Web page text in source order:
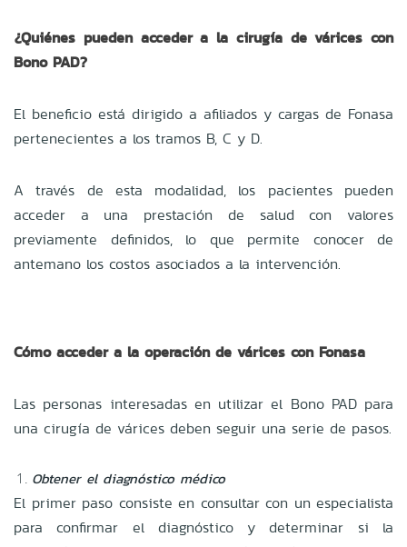
¿Quiénes pueden acceder a la cirugía de várices con
Bono PAD?
El beneficio está dirigido a afiliados y cargas de Fonasa
pertenecientes a los tramos B, C y D.
A través de esta modalidad, los pacientes pueden
acceder a una prestación de salud con valores
previamente definidos, lo que permite conocer de
antemano los costos asociados a la intervención.
Cómo acceder a la operación de várices con Fonasa
Las personas interesadas en utilizar el Bono PAD para
una cirugía de várices deben seguir una serie de pasos.
Obtener el diagnóstico médico
El primer paso consiste en consultar con un especialista
para confirmar el diagnóstico y determinar si la